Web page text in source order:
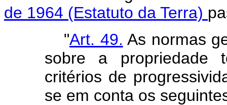
de 1964 (Estatuto da Terra)
"Art. 49. As normas
sobre a propriedade
critérios de
se em conta os